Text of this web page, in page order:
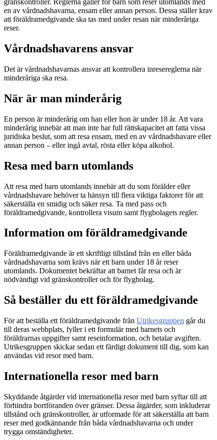
gränskontroller. Reglerna gäller för barn som reser utomlands med
en av vårdnadshavarna, ensam eller annan person. Dessa ställer krav
att föräldramedgivande ska tas med under resan när minderåriga
reser.
Vårdnadshavarens ansvar
Det är vårdnadshavarnas ansvar att kontrollera inresereglerna när
minderåriga ska resa.
När är man minderårig
En person är minderårig om han eller hon är under 18 år. Att vara
minderårig innebär att man inte har full rättskapacitet att fatta vissa
juridiska beslut, som att resa ensam, med en av vårdnadshavare eller
annan person – eller ingå avtal, rösta eller köpa alkohol.
Resa med barn utomlands
Att resa med barn utomlands innebär att du som förälder eller
vårdnadshavare behöver ta hänsyn till flera viktiga faktorer för att
säkerställa en smidig och säker resa. Ta med pass och
föräldramedgivande, kontrollera visum samt flygbolagets regler.
Information om föräldramedgivande
Föräldramedgivande är ett skriftligt tillstånd från en eller båda
vårdnadshavarna som krävs när ett barn under 18 år reser
utomlands. Dokumentet bekräftar att barnet får resa och är
nödvändigt vid gränskontroller och för flygbolag.
Så beställer du ett föräldramedgivande
För att beställa ett föräldramedgivande från Utrikesgruppen går du
till deras webbplats, fyller i ett formulär med barnets och
föräldrarnas uppgifter samt reseinformation, och betalar avgiften.
Utrikesgruppen skickar sedan ett färdigt dokument till dig, som kan
användas vid resor med barn.
Internationella resor med barn
Skyddande åtgärder vid internationella resor med barn syftar till att
förhindra bortföranden över gränser. Dessa åtgärder, som inkluderar
tillstånd och gränskontroller, är utformade för att säkerställa att barn
reser med godkännande från båda vårdnadshavarna och under
trygga omständigheter.